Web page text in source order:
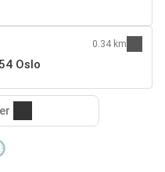
Oslo
0.34 km